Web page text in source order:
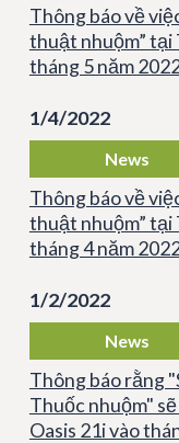
Thông báo về
thuật nhuộm” tại
tháng 5 năm
1/4/2022
News
Thông báo về
thuật nhuộm” tại
tháng 4 năm
1/2/2022
News
Thông báo rằng
Thuốc nhuộm"
Oasis 21i vào